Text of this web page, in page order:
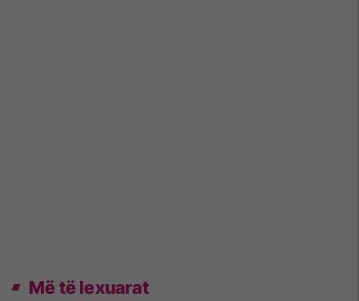
Më të lexuarat